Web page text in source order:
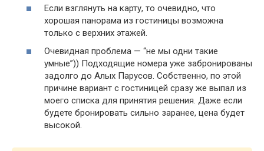
Если взглянуть на карту, то очевидно, что
хорошая панорама из гостиницы возможна
только с верхних этажей.
Очевидная проблема — “не мы одни такие
умные”)) Подходящие номера уже забронированы
задолго до Алых Парусов. Собственно, по этой
причине вариант с гостиницей сразу же выпал из
моего списка для принятия решения. Даже если
будете бронировать сильно заранее, цена будет
высокой.